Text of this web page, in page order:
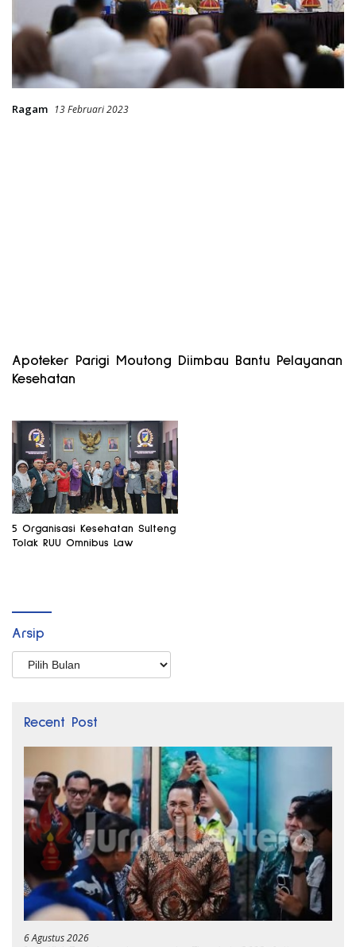
Ragam 13 Februari 2023
Apoteker Parigi Moutong Diimbau Bantu Pelayanan
Kesehatan
5 Organisasi Kesehatan Sulteng
Tolak RUU Omnibus Law
Arsip
Arsip
Recent Post
6 Agustus 2026